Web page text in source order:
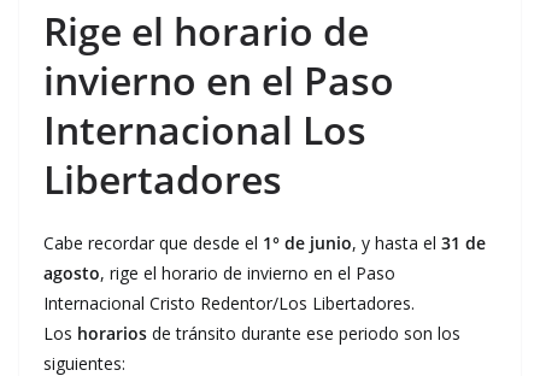
Rige el horario de
invierno en el Paso
Internacional Los
Libertadores
Cabe recordar que desde el 1° de junio, y hasta el 31 de
agosto, rige el horario de invierno en el Paso
Internacional Cristo Redentor/Los Libertadores.
Los horarios de tránsito durante ese periodo son los
siguientes: